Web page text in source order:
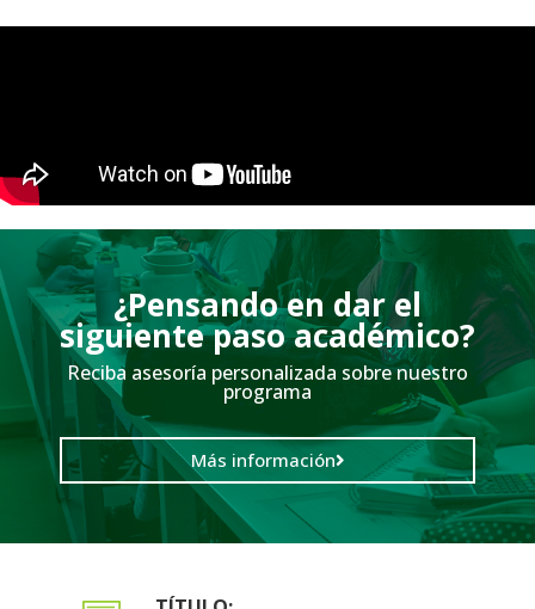
¿Pensando en dar el
siguiente paso académico?
Reciba asesoría personalizada sobre nuestro
programa
Más información